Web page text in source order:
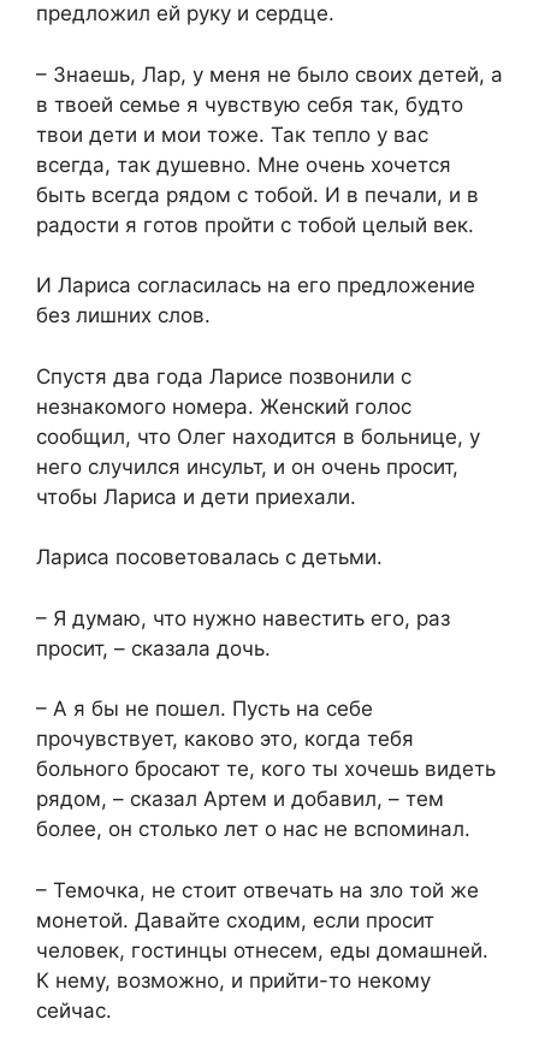
предложил ей руку и сердце.
– Знаешь, Лар, у меня не было своих детей, а
в твоей семье я чувствую себя так, будто
твои дети и мои тоже. Так тепло у вас
всегда, так душевно. Мне очень хочется
быть всегда рядом с тобой. И в печали, и в
радости я готов пройти с тобой целый век.
И Лариса согласилась на его предложение
без лишних слов.
Спустя два года Ларисе позвонили с
незнакомого номера. Женский голос
сообщил, что Олег находится в больнице, у
него случился инсульт, и он очень просит,
чтобы Лариса и дети приехали.
Лариса посоветовалась с детьми.
– Я думаю, что нужно навестить его, раз
просит, – сказала дочь.
– А я бы не пошел. Пусть на себе
прочувствует, каково это, когда тебя
больного бросают те, кого ты хочешь видеть
рядом, – сказал Артем и добавил, – тем
более, он столько лет о нас не вспоминал.
– Темочка, не стоит отвечать на зло той же
монетой. Давайте сходим, если просит
человек, гостинцы отнесем, еды домашней.
К нему, возможно, и прийти-то некому
сейчас.